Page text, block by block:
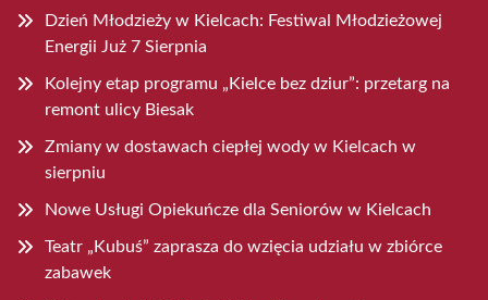
Dzień Młodzieży w Kielcach: Festiwal Młodzieżowej
Energii Już 7 Sierpnia
Kolejny etap programu „Kielce bez dziur”: przetarg na
remont ulicy Biesak
Zmiany w dostawach ciepłej wody w Kielcach w
sierpniu
Nowe Usługi Opiekuńcze dla Seniorów w Kielcach
Teatr „Kubuś” zaprasza do wzięcia udziału w zbiórce
zabawek